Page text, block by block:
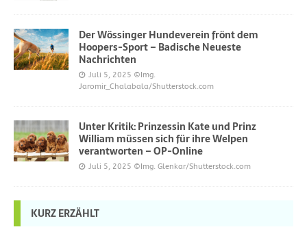
Der Wössinger Hundeverein frönt dem
Hoopers-Sport – Badische Neueste
Nachrichten
Juli 5, 2025 ©Img.
Jaromir_Chalabala/Shutterstock.com
Unter Kritik: Prinzessin Kate und Prinz
William müssen sich für ihre Welpen
verantworten – OP-Online
Juli 5, 2025 ©Img. Glenkar/Shutterstock.com
KURZ ERZÄHLT